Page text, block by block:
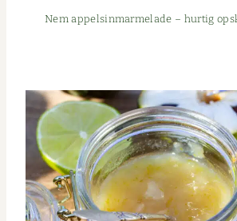
Nem appelsin­marme­lade – hur­tig